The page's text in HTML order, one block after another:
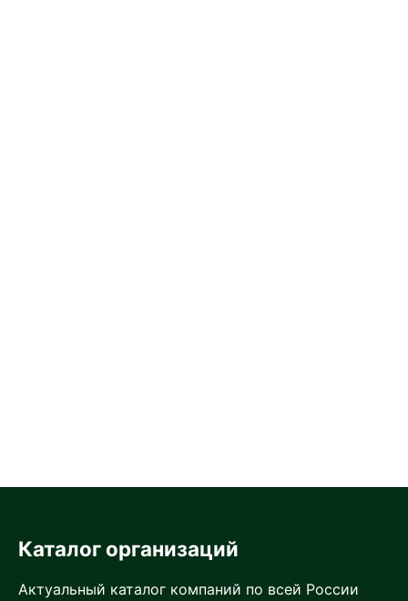
Каталог организаций
Актуальный каталог компаний по всей России